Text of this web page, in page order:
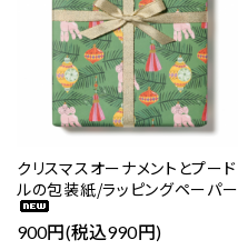
クリスマスオーナメントとプード
ルの包装紙/ラッピングペーパー
900円(税込990円)